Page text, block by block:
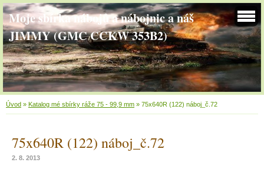
Moje sbírka nábojů a nábojnic a náš
JIMMY (GMC CCKW 353B2)
Úvod » Katalog mé sbírky ráže 75 - 99,9 mm » 75x640R (122) náboj_č.72
75x640R (122) náboj_č.72
2. 8. 2013